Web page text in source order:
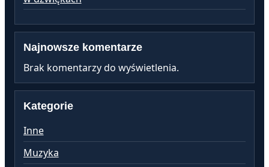
Najnowsze komentarze
Brak komentarzy do wyświetlenia.
Kategorie
Inne
Muzyka